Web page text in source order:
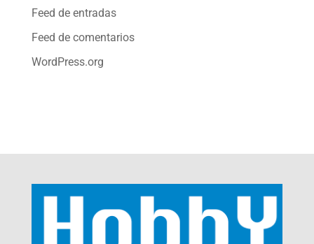
Feed de entradas
Feed de comentarios
WordPress.org